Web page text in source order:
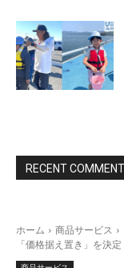
RECENT